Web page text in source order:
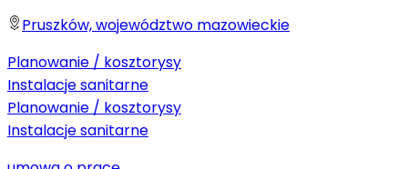
Pruszków, województwo mazowieckie
Planowanie / kosztorysy
Instalacje sanitarne
Planowanie / kosztorysy
Instalacje sanitarne